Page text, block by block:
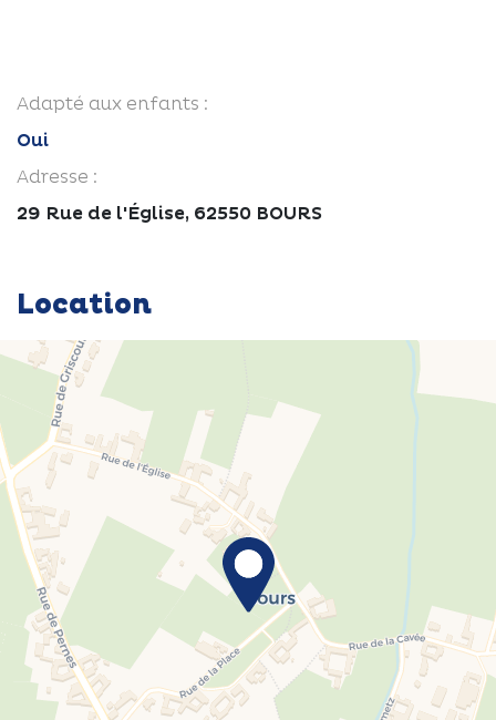
Adapté aux enfants :
Oui
Adresse :
29 Rue de l'Église, 62550 BOURS
Location